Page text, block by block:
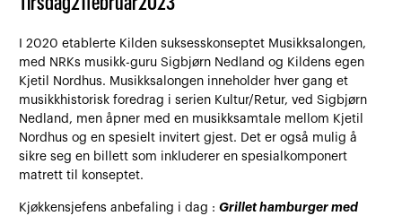
I 2020 etablerte Kilden suksesskonseptet Musikksalongen,
med NRKs musikk-guru Sigbjørn Nedland og Kildens egen
Kjetil Nordhus. Musikksalongen inneholder hver gang et
musikkhistorisk foredrag i serien Kultur/Retur, ved Sigbjørn
Nedland, men åpner med en musikksamtale mellom Kjetil
Nordhus og en spesielt invitert gjest. Det er også mulig å
sikre seg en billett som inkluderer en spesialkomponert
matrett til konseptet.
Kjøkkensjefens anbefaling i dag :Grillet hamburger med